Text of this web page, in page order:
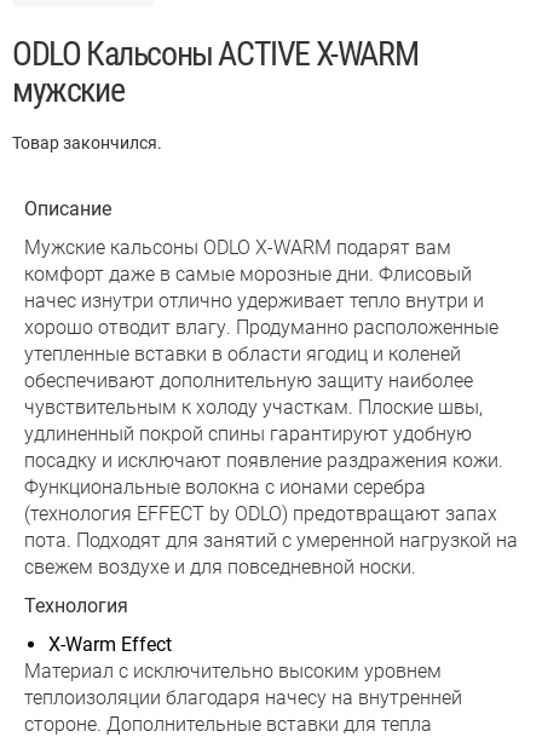
ODLO Кальсоны ACTIVE X-WARM
мужские
Товар закончился.
Описание
Мужские кальсоны ODLO X-WARM подарят вам
комфорт даже в самые морозные дни. Флисовый
начес изнутри отлично удерживает тепло внутри и
хорошо отводит влагу. Продуманно расположенные
утепленные вставки в области ягодиц и коленей
обеспечивают дополнительную защиту наиболее
чувствительным к холоду участкам. Плоские швы,
удлиненный покрой спины гарантируют удобную
посадку и исключают появление раздражения кожи.
Функциональные волокна с ионами серебра
(технология EFFECT by ODLO) предотвращают запах
пота. Подходят для занятий с умеренной нагрузкой на
свежем воздухе и для повседневной носки.
Технология
X-Warm Effect
Материал с исключительно высоким уровнем
теплоизоляции благодаря начесу на внутренней
стороне. Дополнительные вставки для тепла